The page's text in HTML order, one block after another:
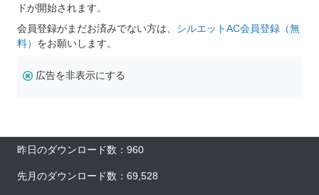
ドが開始されます。
会員登録がまだお済みでない方は、 シルエットAC会員登録（無
料） をお願いします。
広告を非表示にする
昨日のダウンロード数：960
先月のダウンロード数：69,528